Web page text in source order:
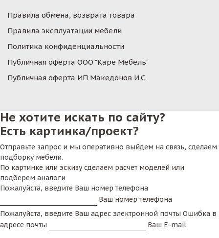
Правила обмена, возврата товара
Правила эксплуатации мебели
Политика конфиденциальности
Публичная оферта ООО "Каре Мебель"
Публичная оферта ИП Македонов И.С.
Не хотите искать по сайту?
Есть картинка/проект?
Отправьте запрос и мы оперативно выйдем на связь, сделаем
подборку мебели.
По картинке или эскизу сделаем расчет моделей или
подберем аналоги
Пожалуйста, введите Ваш номер телефона
Ваш номер телефона
Пожалуйста, введите Ваш адрес электронной почты Ошибка в
адресе почты
Ваш E-mail